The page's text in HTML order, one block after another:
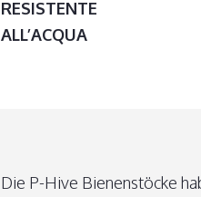
RESISTENTE
ALL’ACQUA
Die P-Hive Bienenstöcke